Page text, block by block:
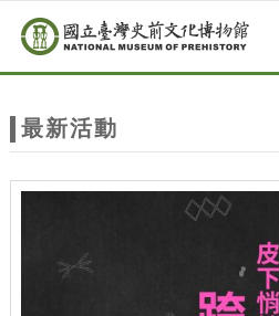
站
主
跳到主要內容
網站導覽
最新活動